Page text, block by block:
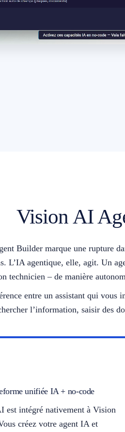
Vision AI
Builder marque une rupture
L’IA agentique, elle, agit. Un
technicien – de manière
entre un assistant qui vous
l’information, saisir des
unifiée IA + no-code
est intégré nativement à Vision
créez votre agent IA et